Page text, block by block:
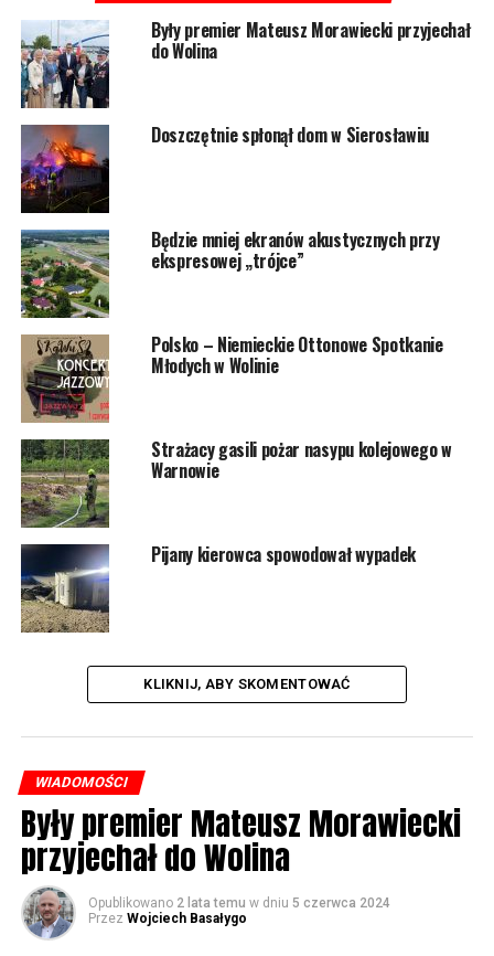
NIE PRZEGAP
Woliński Park Narodowy zaprasza na Noc Muzeów
Były premier Mateusz Morawiecki przyjechał
do Wolina
Doszczętnie spłonął dom w Sierosławiu
Będzie mniej ekranów akustycznych przy
ekspresowej „trójce”
Polsko – Niemieckie Ottonowe Spotkanie
Młodych w Wolinie
Strażacy gasili pożar nasypu kolejowego w
Warnowie
Pijany kierowca spowodował wypadek
KLIKNIJ, ABY SKOMENTOWAĆ
WIADOMOŚCI
Były premier Mateusz Morawiecki
przyjechał do Wolina
Opublikowano 2 lata temu w dniu 5 czerwca 2024
Przez Wojciech Basałygo